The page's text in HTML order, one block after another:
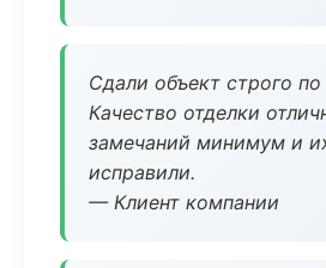
Сдали объект строго по
Качество отделки
замечаний минимум и
исправили.
— Клиент компании